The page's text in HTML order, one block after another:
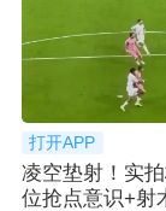
打开APP
凌空垫射！实
位抢点意识+射